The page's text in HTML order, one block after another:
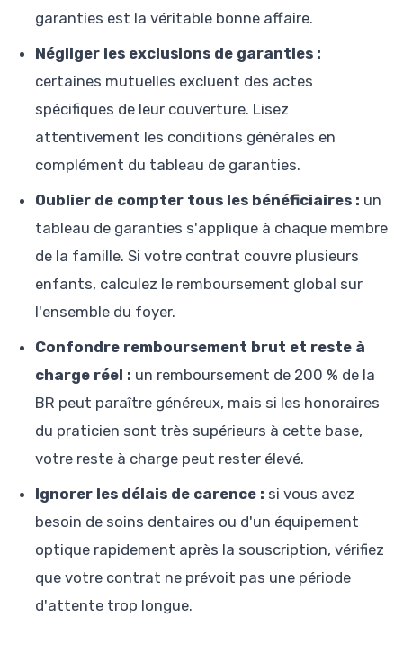
garanties est la véritable bonne affaire.
Négliger les exclusions de garanties :
certaines mutuelles excluent des actes
spécifiques de leur couverture. Lisez
attentivement les conditions générales en
complément du tableau de garanties.
Oublier de compter tous les bénéficiaires : un
tableau de garanties s'applique à chaque membre
de la famille. Si votre contrat couvre plusieurs
enfants, calculez le remboursement global sur
l'ensemble du foyer.
Confondre remboursement brut et reste à
charge réel : un remboursement de 200 % de la
BR peut paraître généreux, mais si les honoraires
du praticien sont très supérieurs à cette base,
votre reste à charge peut rester élevé.
Ignorer les délais de carence : si vous avez
besoin de soins dentaires ou d'un équipement
optique rapidement après la souscription, vérifiez
que votre contrat ne prévoit pas une période
d'attente trop longue.